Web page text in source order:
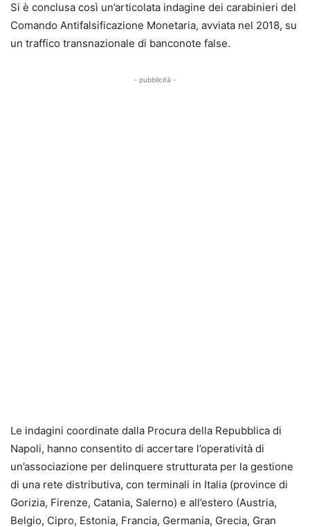
Si è conclusa così un’articolata indagine dei carabinieri del
Comando Antifalsificazione Monetaria, avviata nel 2018, su
un traffico transnazionale di banconote false.
- pubblicità -
Le indagini coordinate dalla Procura della Repubblica di
Napoli, hanno consentito di accertare l’operatività di
un’associazione per delinquere strutturata per la gestione
di una rete distributiva, con terminali in Italia (province di
Gorizia, Firenze, Catania, Salerno) e all’estero (Austria,
Belgio, Cipro, Estonia, Francia, Germania, Grecia, Gran